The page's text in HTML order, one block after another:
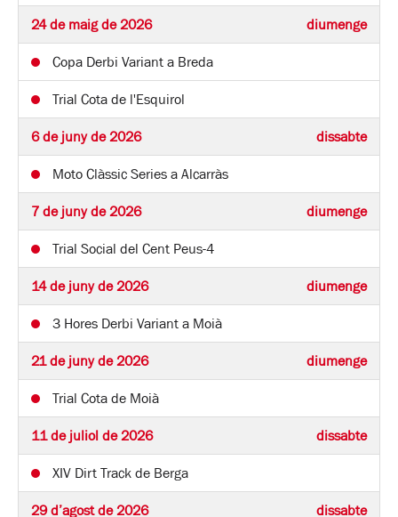
24 de maig de 2026 diumenge
Copa Derbi Variant a Breda
Trial Cota de l'Esquirol
6 de juny de 2026 dissabte
Moto Clàssic Series a Alcarràs
7 de juny de 2026 diumenge
Trial Social del Cent Peus-4
14 de juny de 2026 diumenge
3 Hores Derbi Variant a Moià
21 de juny de 2026 diumenge
Trial Cota de Moià
11 de juliol de 2026 dissabte
XIV Dirt Track de Berga
29 d’agost de 2026 dissabte